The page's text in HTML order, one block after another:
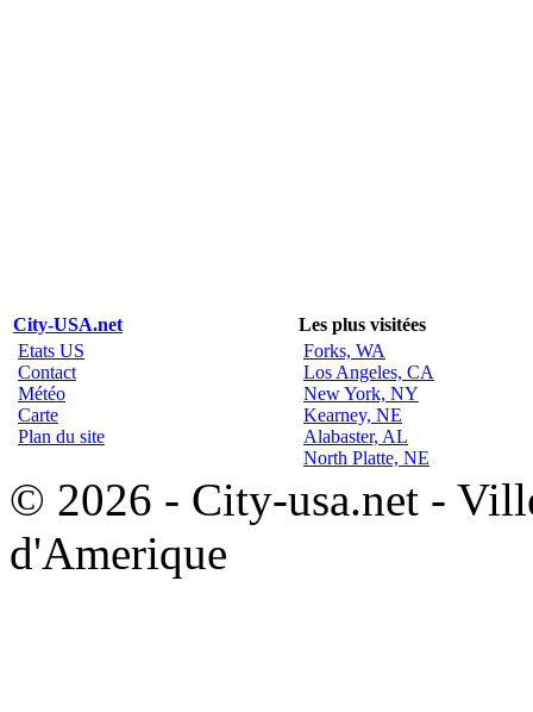
City-USA.net
Les plus visitées
Etats US
Contact
Météo
Carte
Plan du site
Forks, WA
Los Angeles, CA
New York, NY
Kearney, NE
Alabaster, AL
North Platte, NE
© 2026 - City-usa.net -
d'Amerique